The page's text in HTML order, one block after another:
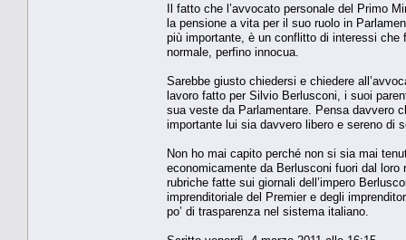
Il fatto che l’avvocato personale del Primo
la pensione a vita per il suo ruolo in
più importante, è un conflitto di interessi
normale, perfino innocua.
Sarebbe giusto chiedersi e chiedere
lavoro fatto per Silvio Berlusconi, i suoi
sua veste da Parlamentare. Pensa davvero
importante lui sia davvero libero e sereno di
Non ho mai capito perché non si sia mai
economicamente da Berlusconi fuori dal
rubriche fatte sui giornali dell’impero
imprenditoriale del Premier e degli
po’ di trasparenza nel sistema italiano.